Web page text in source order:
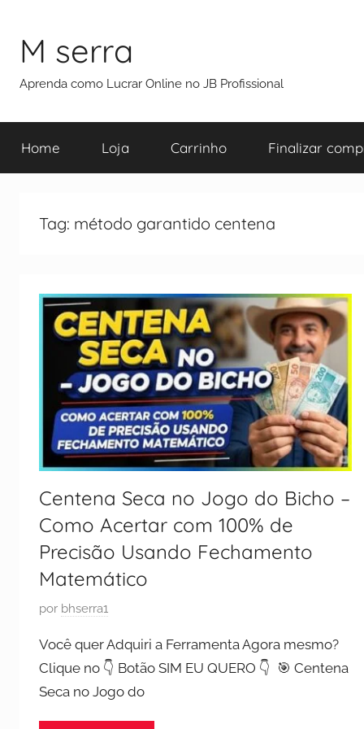
M serra
Aprenda como Lucrar Online no JB Profissional
Home Loja Carrinho Finalizar
Tag: método garantido centena
Centena Seca no Jogo do Bicho –
Como Acertar com 100% de
Precisão Usando Fechamento
Matemático
P
b
l
i
por bhserra1
Você quer Adquiri a Ferramenta Agora mesmo?
Clique no 👇 Botão SIM EU QUERO 👇 🎯 Centena
Seca no Jogo do